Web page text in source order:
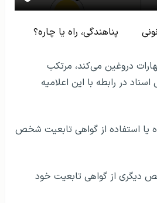
پناهندگی، راه یا چاره؟
دروغین می‌کند، مرتکب
در رابطه با این اعلامیه
یا استفاده از گواهی تابعیت شخص
دیگری از گواهی تابعیت خود